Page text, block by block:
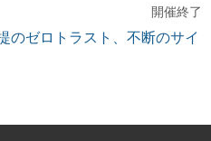
開催終了
のゼロトラスト、不断のサイ